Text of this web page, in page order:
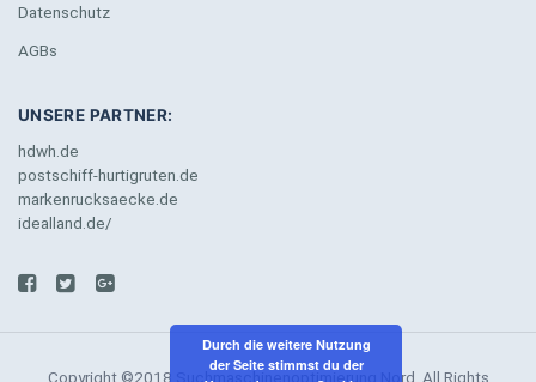
Datenschutz
AGBs
UNSERE PARTNER:
hdwh.de
postschiff-hurtigruten.de
markenrucksaecke.de
idealland.de/
Copyright ©2018 Suchmaschinenoptimierung Nord. All Rights
Durch die weitere Nutzung
der Seite stimmst du der